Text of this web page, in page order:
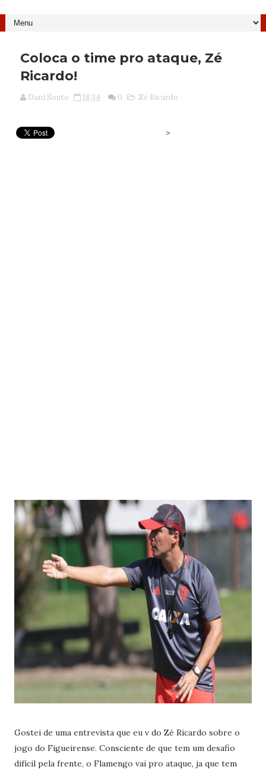
Coloca o time pro ataque, Zé
Ricardo!
Dani Souto 18:34 0 Zé Ricardo
>
Gostei de uma entrevista que eu v do Zé Ricardo sobre o
jogo do Figueirense. Consciente de que tem um desafio
difícil pela frente, o Flamengo vai pro ataque, ja que tem